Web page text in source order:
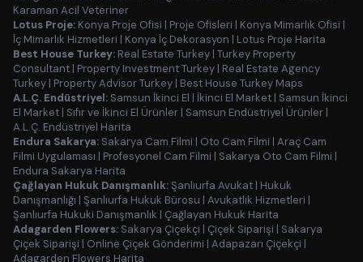
Karaman Acil Veteriner
Lotus Proje: Konya Proje Ofisi | Proje Ofisleri | Konya Mimarlık Ofisi |
İç Mimarlık Hizmetleri | Konya İç Dekorasyon | Lotus Proje Harita
Best House Turkey: Real Estate Turkey | Turkey Property
Consultant | Property Investment Turkey | Real Estate Agency
Turkey | Property Advisor Turkey | Best House Turkey Maps
A.L.Ç. Endüstriyel: Samsun İkinci El | İkinci El Market | Samsun İkinci
El Market | Sıfır ve İkinci El Ürünler | Samsun Endüstriyel Ürünler |
A.L.Ç. Endüstriyel Harita
Endura Sakarya: Sakarya Cam Filmi | Oto Cam Filmi | Araç Cam
Filmi Uygulaması | Profesyonel Cam Filmi | Sakarya Oto Cam Filmi |
Endura Sakarya Harita
Çağlayan Hukuk Danışmanlık:Şanlıurfa Avukat | Hukuk
Danışmanlığı | Şanlıurfa Hukuk Bürosu | Avukatlık Hizmetleri |
Şanlıurfa Hukuki Danışmanlık | Çağlayan Hukuk Harita
Adagarden Flowers: Sakarya Çiçekçi | Çiçek Siparişi | Sakarya
Çiçek Siparişi | Online Çiçek Gönderimi | Adapazarı Çiçekçi |
Adagarden Flowers Harita